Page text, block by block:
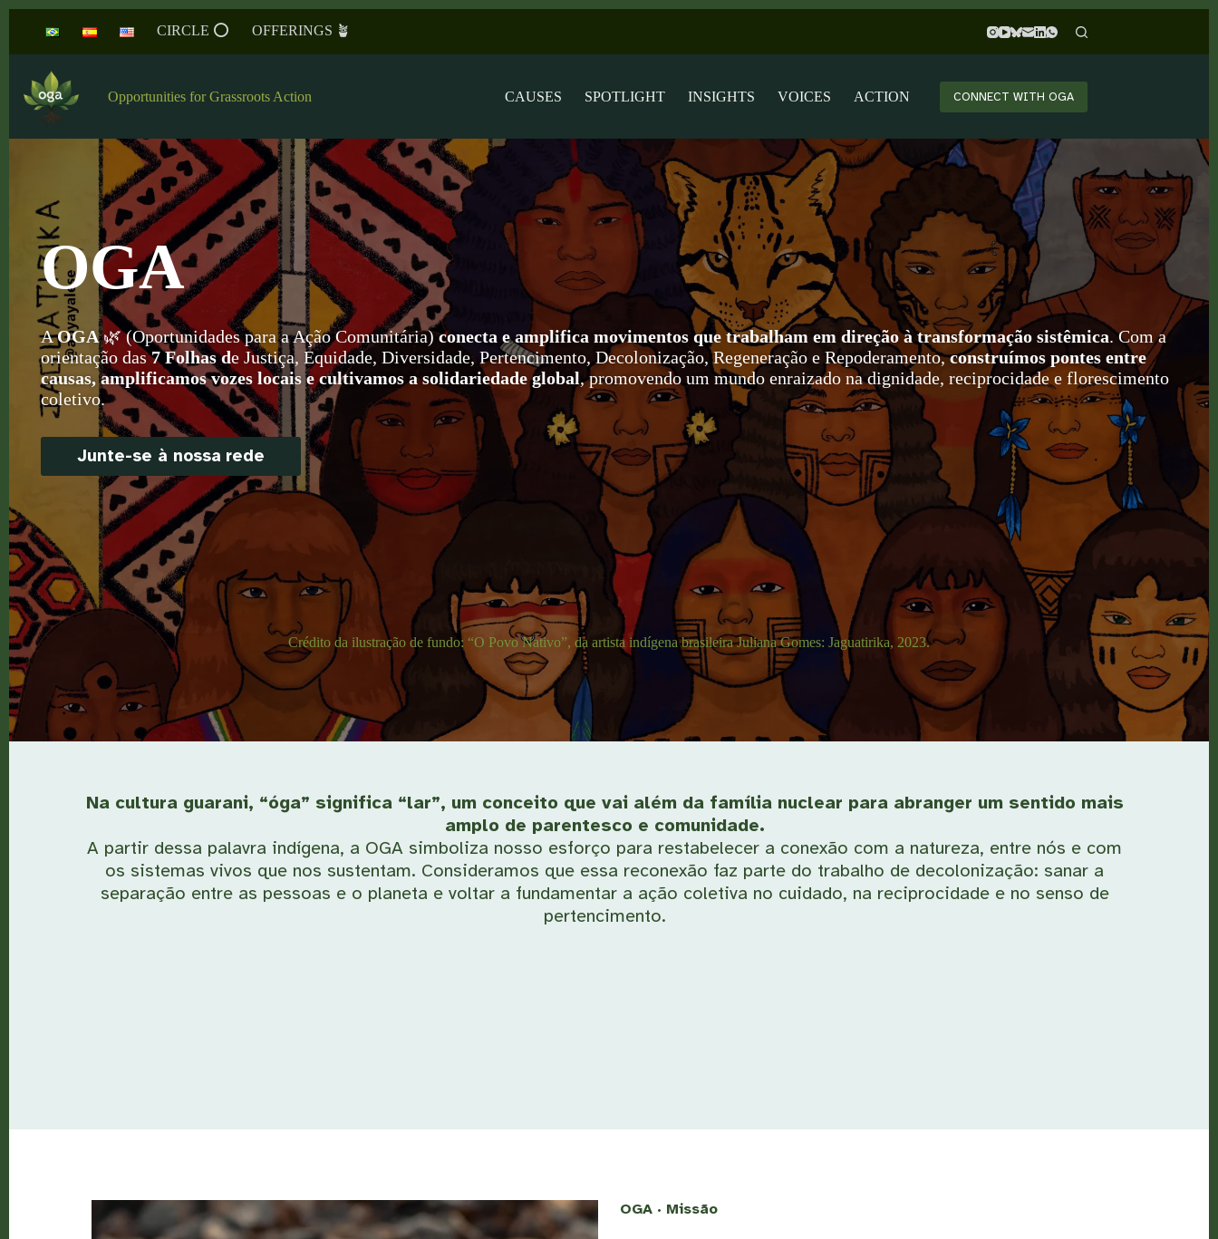
CIRCLE ⭕️ OFFERINGS 🪴
Opportunities for Grassroots Action CAUSES SPOTLIGHT INSIGHTS VOICES ACTION CONNECT WITH OGA
OGA
AOGA🌿 (Oportunidades para a Ação Comunitária)conecta e amplifica movimentos que trabalham em direção à transformação sistêmica. Com a
orientação das7 Folhas de Justiça, Equidade, Diversidade, Pertencimento, Decolonização, Regeneração e Repoderamento,construímos pontes entre
causas, amplificamos vozes locais e cultivamos a solidariedade global, promovendo um mundo enraizado na dignidade, reciprocidade e florescimento
coletivo.
Junte-se à nossa rede
Crédito da ilustração de fundo: “O Povo Nativo”, da artista indígena brasileira Juliana Gomes: Jaguatirika, 2023.
Na cultura guarani, “óga” significa “lar”, um conceito que vai além da família nuclear para abranger um sentido mais
amplo de parentesco e comunidade.
A partir dessa palavra indígena, a OGA simboliza nosso esforço para restabelecer a conexão com a natureza, entre nós e com
os sistemas vivos que nos sustentam. Consideramos que essa reconexão faz parte do trabalho de decolonização: sanar a
separação entre as pessoas e o planeta e voltar a fundamentar a ação coletiva no cuidado, na reciprocidade e no senso de
pertencimento.
OGA · Missão